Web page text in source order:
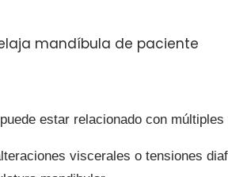
estar relacionado con
viscerales o tensiones